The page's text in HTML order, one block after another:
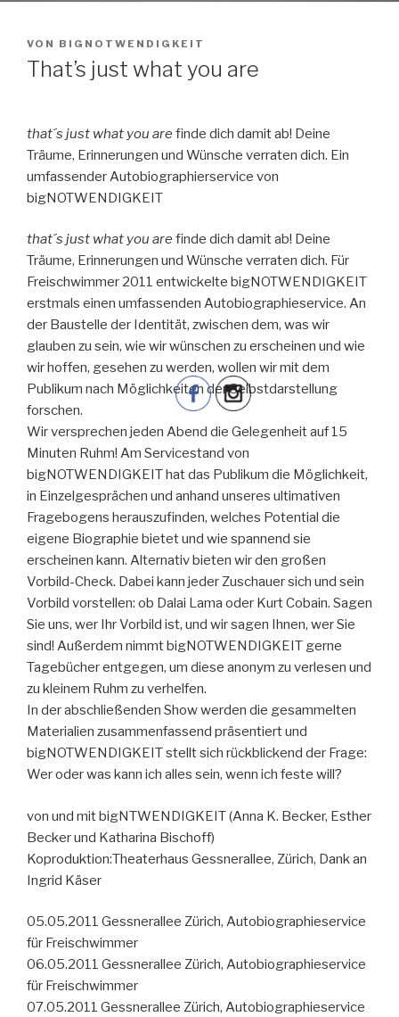
VERÖFFENTLICHT
AM
VON BIGNOTWENDIGKEIT
That’s just what you are
that´s just what you are finde dich damit ab! Deine
Träume, Erinnerungen und Wünsche verraten dich. Ein
umfassender Autobiographierservice von
bigNOTWENDIGKEIT
that´s just what you are finde dich damit ab! Deine
Träume, Erinnerungen und Wünsche verraten dich. Für
Freischwimmer 2011 entwickelte bigNOTWENDIGKEIT
erstmals einen umfassenden Autobiographieservice. An
der Baustelle der Identität, zwischen dem, was wir
glauben zu sein, wie wir wünschen zu erscheinen und wie
wir hoffen, gesehen zu werden, wollen wir mit dem
Publikum nach Möglichkeiten der Selbstdarstellung
forschen.
Wir versprechen jeden Abend die Gelegenheit auf 15
Minuten Ruhm! Am Servicestand von
bigNOTWENDIGKEIT hat das Publikum die Möglichkeit,
in Einzelgesprächen und anhand unseres ultimativen
Fragebogens herauszufinden, welches Potential die
eigene Biographie bietet und wie spannend sie
erscheinen kann. Alternativ bieten wir den großen
Vorbild-Check. Dabei kann jeder Zuschauer sich und sein
Vorbild vorstellen: ob Dalai Lama oder Kurt Cobain. Sagen
Sie uns, wer Ihr Vorbild ist, und wir sagen Ihnen, wer Sie
sind! Außerdem nimmt bigNOTWENDIGKEIT gerne
Tagebücher entgegen, um diese anonym zu verlesen und
zu kleinem Ruhm zu verhelfen.
In der abschließenden Show werden die gesammelten
Materialien zusammenfassend präsentiert und
bigNOTWENDIGKEIT stellt sich rückblickend der Frage:
Wer oder was kann ich alles sein, wenn ich feste will?
von und mit bigNTWENDIGKEIT (Anna K. Becker, Esther
Becker und Katharina Bischoff)
Koproduktion:Theaterhaus Gessnerallee, Zürich, Dank an
Ingrid Käser
05.05.2011 Gessnerallee Zürich, Autobiographieservice
für Freischwimmer
06.05.2011 Gessnerallee Zürich, Autobiographieservice
für Freischwimmer
07.05.2011 Gessnerallee Zürich, Autobiographieservice